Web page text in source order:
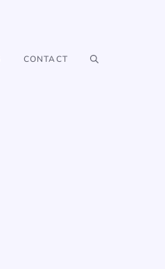
CONTACT